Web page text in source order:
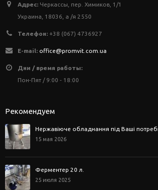
Адрес: Черкассы, пер. Химиков, 1/1
Украина, 18036, а /я 2550
Телефон: +38 (067) 4736927
E-mail: office@promvit.com.ua
Дни / время работы:
Пон-Пят / 9:00 - 18:00
Рекомендуем
Нержавіюче обладнання під Ваші
15 мая 2026
Ферментер 20 л.
25 июля 2025